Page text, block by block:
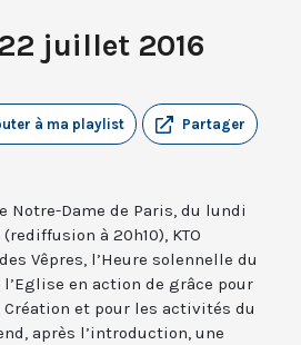
juillet 2016
Partager
à ma playlist
Notre-Dame de Paris, du lundi
à 20h10), KTO
Vêpres, l’Heure solennelle du
en action de grâce pour
et pour les activités du
après l’introduction, une